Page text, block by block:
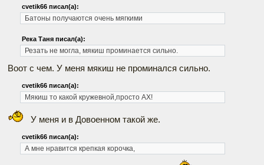
cvetik66 писал(а):
Батоны получаются очень мягкими
Река Таня писал(а):
Резать не могла, мякиш проминается сильно.
Воот с чем. У меня мякиш не проминался сильно.
cvetik66 писал(а):
Мякиш то какой кружевной,просто АХ!
У меня и в Довоенном такой же.
cvetik66 писал(а):
А мне нравится крепкая корочка,